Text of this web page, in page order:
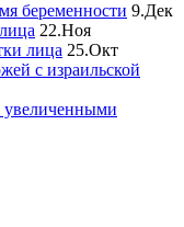
беременности 9.Дек
22.Ноя
лица 25.Окт
с израильской
увеличенными